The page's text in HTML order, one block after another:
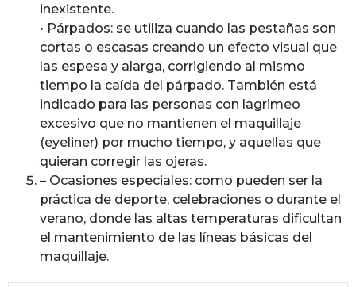
inexistente.
• Párpados: se utiliza cuando las pestañas son
cortas o escasas creando un efecto visual que
las espesa y alarga, corrigiendo al mismo
tiempo la caída del párpado. También está
indicado para las personas con lagrimeo
excesivo que no mantienen el maquillaje
(eyeliner) por mucho tiempo, y aquellas que
quieran corregir las ojeras.
– Ocasiones especiales: como pueden ser la
práctica de deporte, celebraciones o durante el
verano, donde las altas temperaturas dificultan
el mantenimiento de las líneas básicas del
maquillaje.